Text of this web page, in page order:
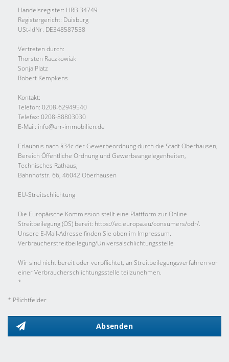
Handelsregister: HRB 34749
Registergericht: Duisburg
USt-IdNr. DE348587558
Vertreten durch:
Thorsten Raczkowiak
Sonja Platz
Robert Kempkens
Kontakt:
Telefon: 0208-62949540
Telefax: 0208-88803030
E-Mail: info@arr-immobilien.de
Erlaubnis nach §34c der Gewerbeordnung durch die Stadt Oberhausen,
Bereich Öffentliche Ordnung und Gewerbeangelegenheiten,
Technisches Rathaus,
Bahnhofstr. 66, 46042 Oberhausen
EU-Streitschlichtung
Die Europäische Kommission stellt eine Plattform zur Online-
Streitbeilegung (OS) bereit: https://ec.europa.eu/consumers/odr/.
Unsere E-Mail-Adresse finden Sie oben im Impressum.
Verbraucher­streit­beilegung/Universal­schlichtungs­stelle
Wir sind nicht bereit oder verpflichtet, an Streitbeilegungsverfahren vor
einer Verbraucherschlichtungsstelle teilzunehmen.
*
* Pflichtfelder
Absenden